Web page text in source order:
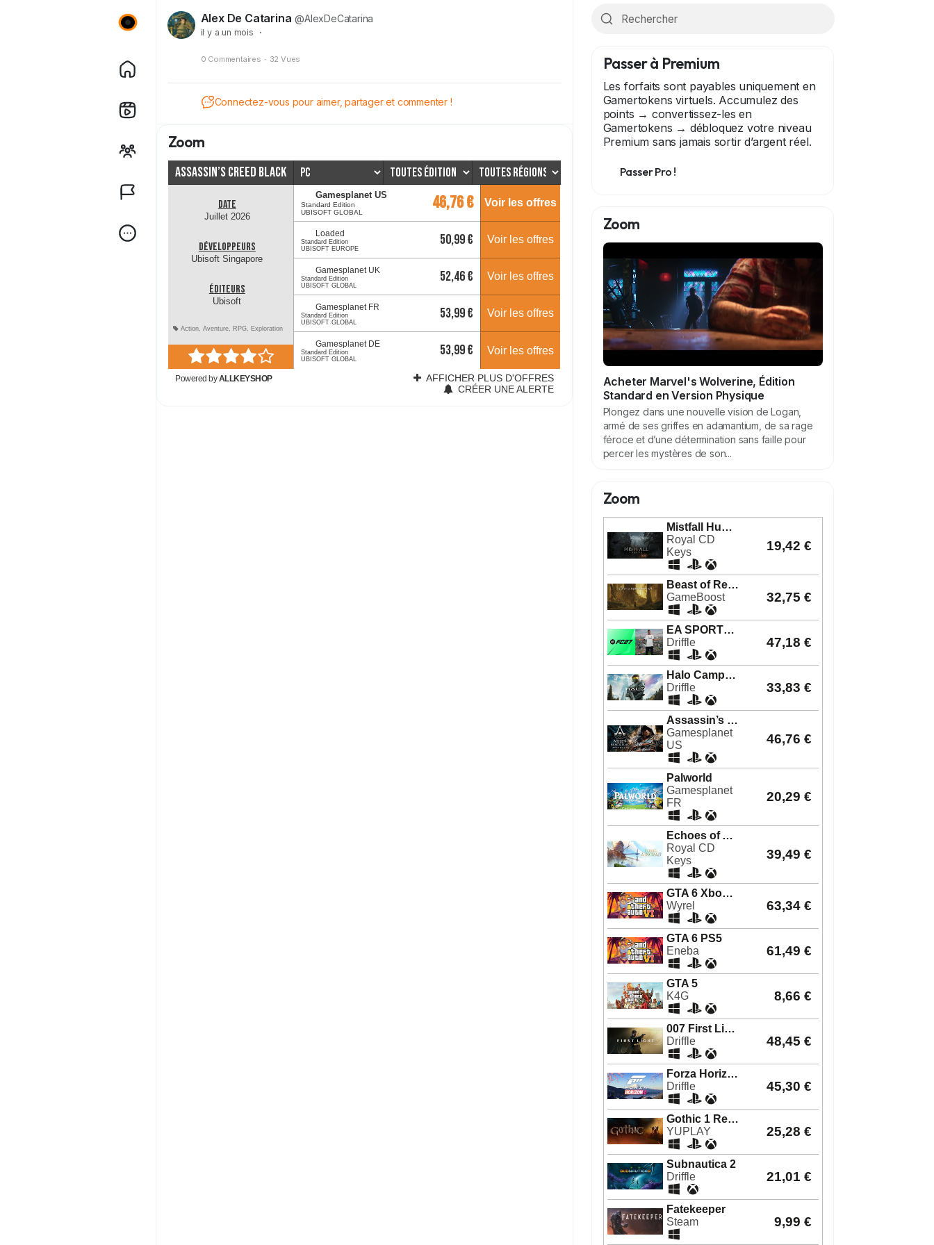
Alex De Catarina @AlexDeCatarina
il y a un mois ·
0 Commentaires · 32 Vues
Connectez-vous pour aimer, partager et commenter !
Zoom
Passer à Premium
Les forfaits sont payables uniquement en
Gamertokens virtuels. Accumulez des
points → convertissez-les en
Gamertokens → débloquez votre niveau
Premium sans jamais sortir d’argent réel.
Passer Pro !
Zoom
Acheter Marvel's Wolverine, Édition
Standard en Version Physique
Plongez dans une nouvelle vision de Logan,
armé de ses griffes en adamantium, de sa rage
féroce et d’une détermination sans faille pour
percer les mystères de son...
Zoom